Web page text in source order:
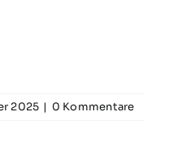
2025 | 0 Kommentare